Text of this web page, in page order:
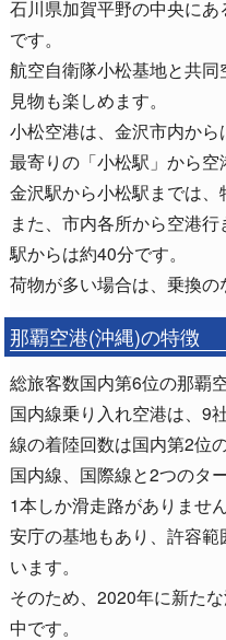
石川県加賀平野の中央に
です。
航空自衛隊小松基地と共
見物も楽しめます。
小松空港は、金沢市内から
最寄りの「小松駅」から空
金沢駅から小松駅までは、
また、市内各所から空港
駅からは約40分です。
荷物が多い場合は、乗換の
那覇空港(沖縄)の特徴
総旅客数国内第6位の那覇空
国内線乗り入れ空港は、9
線の着陸回数は国内第2位
国内線、国際線と2つのタ
1本しか滑走路がありませ
安庁の基地もあり、許容
います。
そのため、2020年に新た
中です。